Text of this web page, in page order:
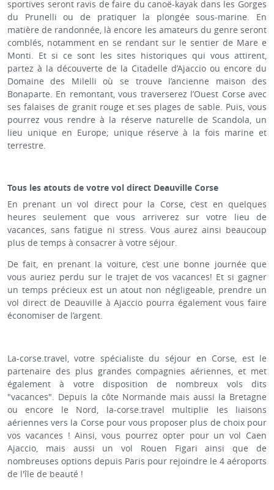
sportives seront ravis de faire du canoë-kayak dans les Gorges
du Prunelli ou de pratiquer la plongée sous-marine. En
matière de randonnée, là encore les amateurs du genre seront
comblés, notamment en se rendant sur le sentier de Mare e
Monti. Et si ce sont les sites historiques qui vous attirent,
partez à la découverte de la Citadelle d’Ajaccio ou encore du
Domaine des Milelli où se trouve l’ancienne maison des
Bonaparte. En remontant, vous traverserez l’Ouest Corse avec
ses falaises de granit rouge et ses plages de sable. Puis, vous
pourrez vous rendre à la réserve naturelle de Scandola, un
lieu unique en Europe; unique réserve à la fois marine et
terrestre.
Tous les atouts de votre vol direct Deauville Corse
En prenant un vol direct pour la Corse, c’est en quelques
heures seulement que vous arriverez sur votre lieu de
vacances, sans fatigue ni stress. Vous aurez ainsi beaucoup
plus de temps à consacrer à votre séjour.
De fait, en prenant la voiture, c’est une bonne journée que
vous auriez perdu sur le trajet de vos vacances! Et si gagner
un temps précieux est un atout non négligeable, prendre un
vol direct de Deauville à Ajaccio pourra également vous faire
économiser de l’argent.
La-corse.travel, votre spécialiste du séjour en Corse, est le
partenaire des plus grandes compagnies aériennes, et met
également à votre disposition de nombreux vols dits
"vacances". Depuis la côte Normande mais aussi la Bretagne
ou encore le Nord, la-corse.travel multiplie les liaisons
aériennes vers la Corse pour vous proposer plus de choix pour
vos vacances ! Ainsi, vous pourrez opter pour un vol Caen
Ajaccio, mais aussi un vol Rouen Figari ainsi que de
nombreuses options depuis Paris pour rejoindre le 4 aéroports
de l'île de beauté !